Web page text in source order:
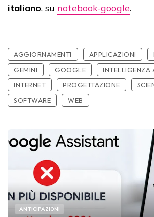
italiano, su notebook-google.
AGGIORNAMENTI APPLICAZIONI
GEMINI
GOOGLE
INTELLIGENZA
INTERNET
PROGETTAZIONE
SOFTWARE
WEB
ANTICIPAZIONI